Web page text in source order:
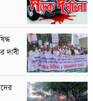
দাবী